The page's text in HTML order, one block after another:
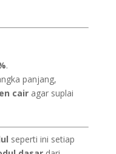
.
panjang,
cairagar suplai
seperti ini setiap